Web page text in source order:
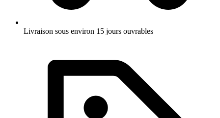
Livraison sous environ 15 jours ouvrables